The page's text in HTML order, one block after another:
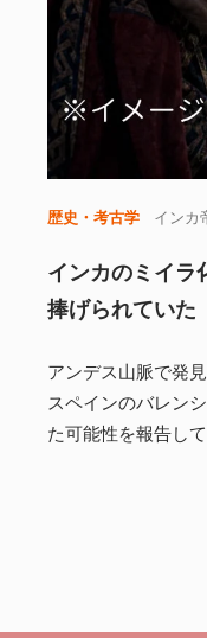
歴史・考古学 インカ
インカのミイラ
捧げられていた
アンデス山脈で発
スペインのバレン
た可能性を報告して